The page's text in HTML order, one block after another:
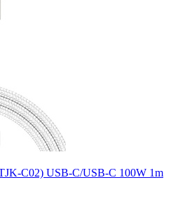
C02) USB-C/USB-C 100W 1m